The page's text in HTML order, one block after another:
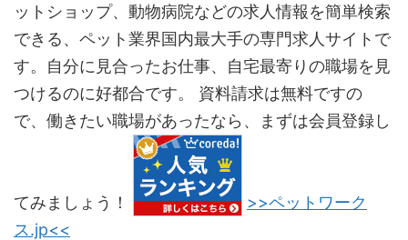
ットショップ、動物病院などの求人情報を簡単検索
できる、ペット業界国内最大手の専門求人サイトで
す。自分に見合ったお仕事、自宅最寄りの職場を見
つけるのに好都合です。 資料請求は無料ですの
で、働きたい職場があったなら、まずは会員登録し
てみましょう！
>>ペットワーク
ス.jp<<